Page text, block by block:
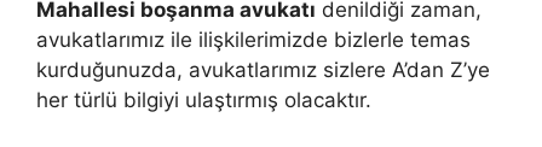
Mahallesi boşanma avukatı denildiği zaman,
avukatlarımız ile ilişkilerimizde bizlerle temas
kurduğunuzda, avukatlarımız sizlere A’dan Z’ye
her türlü bilgiyi ulaştırmış olacaktır.